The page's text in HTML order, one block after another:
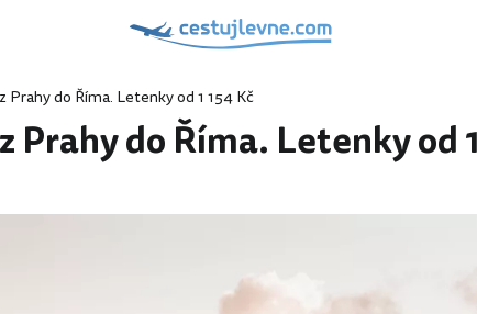
Prahy do Říma. Letenky od 1 154 Kč
do Říma. Letenky od